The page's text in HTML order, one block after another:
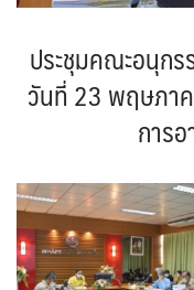
ประชุมคณะอนุก
วันที่ 23 พฤษภา
การ